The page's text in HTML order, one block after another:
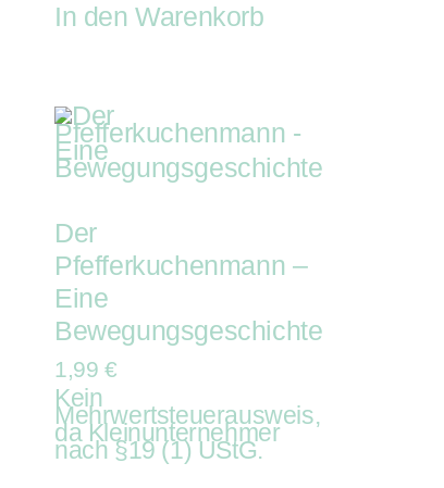
In den Warenkorb
Der
Pfefferkuchenmann –
Eine
Bewegungsgeschichte
1,99€
Kein
Mehrwertsteuerausweis,
da Kleinunternehmer
nach §19 (1) UStG.